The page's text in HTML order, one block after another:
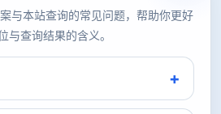
与本站查询的常见问题，帮助你更好
与查询结果的含义。